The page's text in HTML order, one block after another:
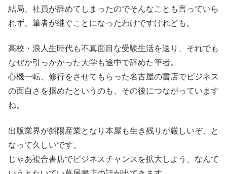
結局、社員が辞めてしまったのでそんなことも言っていら
れず、筆者が継ぐことになったわけですけれども。
高校・浪人生時代も不真面目な受験生活を送り、それでも
なぜか引っかかった大学も途中で辞めた筆者。
心機一転、修行をさせてもらった名古屋の書店でビジネス
の面白さを掴めたというのも、その後につながっています
ね。
出版業界が斜陽産業となり本屋も生き残りが厳しいぞ、と
なって久しいです。
じゃあ複合書店でビジネスチャンスを拡大しよう、なんて